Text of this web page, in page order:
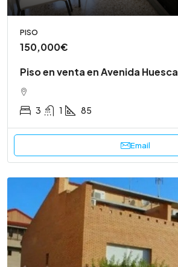
PISO
150,000€
Piso en venta en Avenida Huesca
3 1 85
Email